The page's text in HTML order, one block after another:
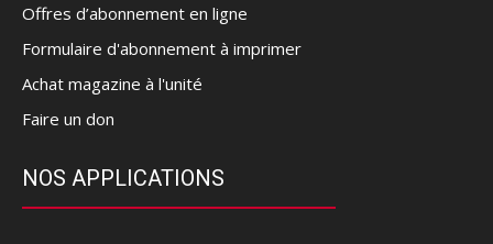
Offres d’abonnement en ligne
Formulaire d'abonnement à imprimer
Achat magazine à l'unité
Faire un don
NOS APPLICATIONS